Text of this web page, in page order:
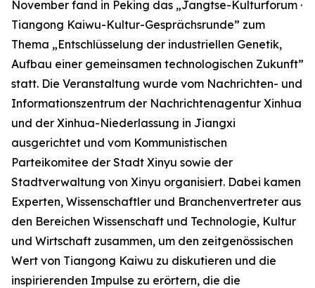
November fand in Peking das „Jangtse-Kulturforum ·
Tiangong Kaiwu-Kultur-Gesprächsrunde” zum
Thema „Entschlüsselung der industriellen Genetik,
Aufbau einer gemeinsamen technologischen Zukunft”
statt. Die Veranstaltung wurde vom Nachrichten- und
Informationszentrum der Nachrichtenagentur Xinhua
und der Xinhua-Niederlassung in Jiangxi
ausgerichtet und vom Kommunistischen
Parteikomitee der Stadt Xinyu sowie der
Stadtverwaltung von Xinyu organisiert. Dabei kamen
Experten, Wissenschaftler und Branchenvertreter aus
den Bereichen Wissenschaft und Technologie, Kultur
und Wirtschaft zusammen, um den zeitgenössischen
Wert von Tiangong Kaiwu zu diskutieren und die
inspirierenden Impulse zu erörtern, die die